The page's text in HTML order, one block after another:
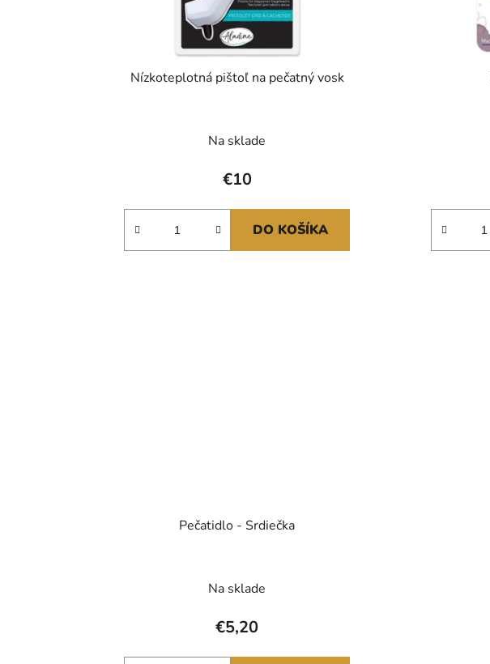
Nízkoteplotná pištoľ na pečatný vosk
Na sklade
€10
DO KOŠÍKA
Pečatidlo - Srdiečka
Na sklade
€5,20